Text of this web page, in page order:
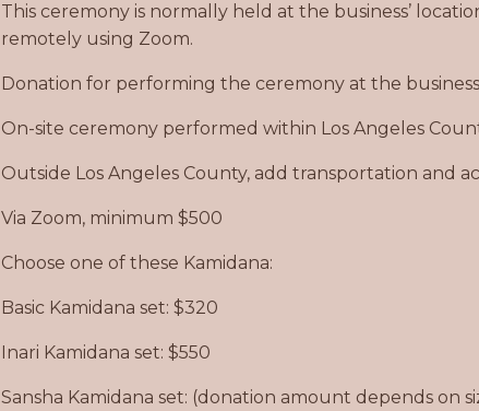
This ceremony is normally held at the business’
remotely using Zoom.
Donation for performing the ceremony at the
On-site ceremony performed within Los Angeles
Outside Los Angeles County, add transportation and
Via Zoom, minimum $500
Choose one of these Kamidana:
Basic Kamidana set: $320
Inari Kamidana set: $550
Sansha Kamidana set: (donation amount depends on